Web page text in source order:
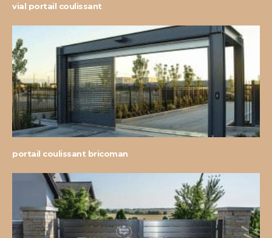
vial portail coulissant
portail coulissant bricoman